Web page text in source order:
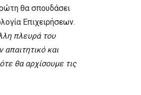
θα σπουδάσει
Επιχειρήσεων.
πλευρά του
και
θα αρχίσουμε τις